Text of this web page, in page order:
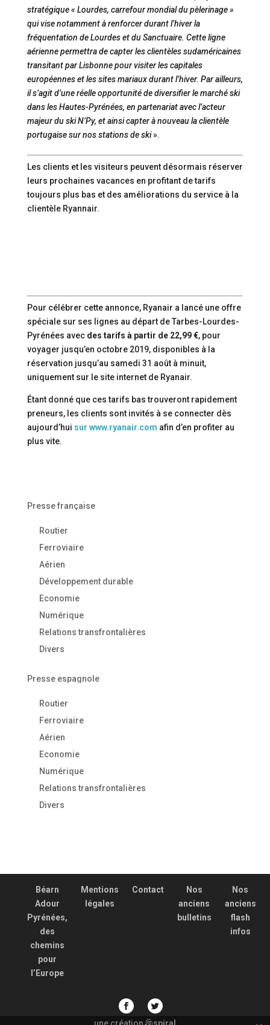
stratégique « Lourdes, carrefour mondial du pèlerinage »
qui vise notamment à renforcer durant l’hiver la
fréquentation de Lourdes et du Sanctuaire. Cette ligne
aérienne permettra de capter les clientèles sudaméricaines
transitant par Lisbonne pour visiter les capitales
européennes et les sites mariaux durant l’hiver. Par ailleurs,
il s’agit d’une réelle opportunité de diversifier le marché ski
dans les Hautes-Pyrénées, en partenariat avec l’acteur
majeur du ski N’Py, et ainsi capter à nouveau la clientèle
portugaise sur nos stations de ski».
Les clients et les visiteurs peuvent désormais réserver
leurs prochaines vacances en profitant de tarifs
toujours plus bas et des améliorations du service à la
clientèle Ryannair.
Pour célébrer cette annonce, Ryanair a lancé une offre
spéciale sur ses lignes au départ de Tarbes-Lourdes-
Pyrénées avec des tarifs à partir de 22,99 €, pour
voyager jusqu’en octobre 2019, disponibles à la
réservation jusqu’au samedi 31 août à minuit,
uniquement sur le site internet de Ryanair.
Étant donné que ces tarifs bas trouveront rapidement
preneurs, les clients sont invités à se connecter dès
aujourd’hui sur www.ryanair.com afin d’en profiter au
plus vite.
Presse française
Routier
Ferroviaire
Aérien
Développement durable
Economie
Numérique
Relations transfrontalières
Divers
Presse espagnole
Routier
Ferroviaire
Aérien
Economie
Numérique
Relations transfrontalières
Divers
Béarn
Adour
Pyrénées,
des
chemins
pour
l’Europe
Mentions
légales
Contact
Nos
anciens
bulletins
Nos
anciens
flash
infos